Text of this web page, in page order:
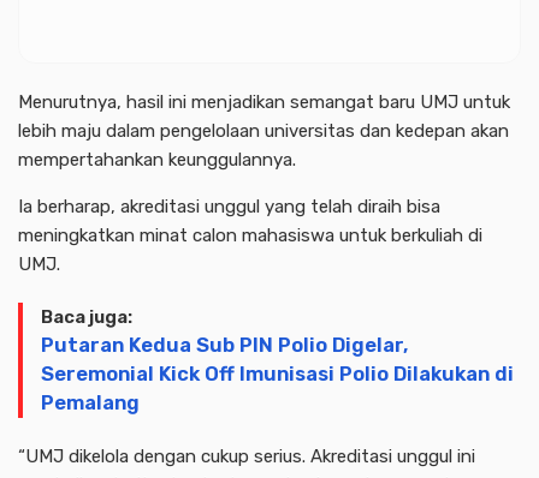
Menurutnya, hasil ini menjadikan semangat baru UMJ untuk
lebih maju dalam pengelolaan universitas dan kedepan akan
mempertahankan keunggulannya.
Ia berharap, akreditasi unggul yang telah diraih bisa
meningkatkan minat calon mahasiswa untuk berkuliah di
UMJ.
Baca juga:
Putaran Kedua Sub PIN Polio Digelar,
Seremonial Kick Off Imunisasi Polio Dilakukan di
Pemalang
“UMJ dikelola dengan cukup serius. Akreditasi unggul ini